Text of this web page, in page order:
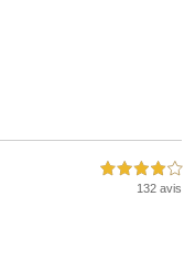
4,0 étoiles sur 5
132 avis